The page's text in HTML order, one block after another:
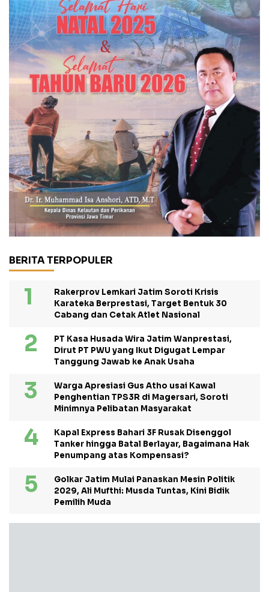
BERITA TERPOPULER
Rakerprov Lemkari Jatim Soroti Krisis
Karateka Berprestasi, Target Bentuk 30
Cabang dan Cetak Atlet Nasional
PT Kasa Husada Wira Jatim Wanprestasi,
Dirut PT PWU yang Ikut Digugat Lempar
Tanggung Jawab ke Anak Usaha
Warga Apresiasi Gus Atho usai Kawal
Penghentian TPS3R di Magersari, Soroti
Minimnya Pelibatan Masyarakat
Kapal Express Bahari 3F Rusak Disenggol
Tanker hingga Batal Berlayar, Bagaimana Hak
Penumpang atas Kompensasi?
Golkar Jatim Mulai Panaskan Mesin Politik
2029, Ali Mufthi: Musda Tuntas, Kini Bidik
Pemilih Muda